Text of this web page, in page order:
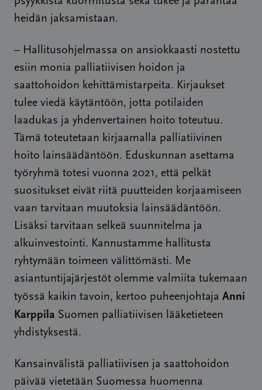
heidän jaksamistaan.
– Hallitusohjelmassa on ansiokkaasti nostettu
esiin monia palliatiivisen hoidon ja
saattohoidon kehittämistarpeita. Kirjaukset
tulee viedä käytäntöön, jotta potilaiden
laadukas ja yhdenvertainen hoito toteutuu.
Tämä toteutetaan kirjaamalla palliatiivinen
hoito lainsäädäntöön. Eduskunnan asettama
työryhmä totesi vuonna 2021, että pelkät
suositukset eivät riitä puutteiden korjaamiseen
vaan tarvitaan muutoksia lainsäädäntöön.
Lisäksi tarvitaan selkeä suunnitelma ja
alkuinvestointi. Kannustamme hallitusta
ryhtymään toimeen välittömästi. Me
asiantuntijajärjestöt olemme valmiita tukemaan
työssä kaikin tavoin, kertoo puheenjohtaja Anni
Karppila Suomen palliatiivisen lääketieteen
yhdistyksestä.
Kansainvälistä palliatiivisen ja saattohoidon
päivää vietetään Suomessa huomenna